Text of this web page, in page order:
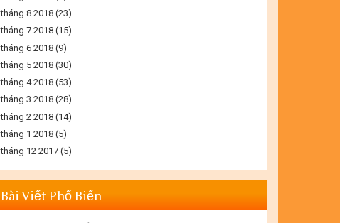
tháng 8 2018 (23)
tháng 7 2018 (15)
tháng 6 2018 (9)
tháng 5 2018 (30)
tháng 4 2018 (53)
tháng 3 2018 (28)
tháng 2 2018 (14)
tháng 1 2018 (5)
tháng 12 2017 (5)
Bài Viết Phổ Biến